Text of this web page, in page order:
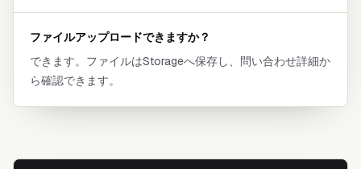
ファイルアップロードできますか？
できます。ファイルはStorageへ保存し、問い合わせ詳細か
ら確認できます。